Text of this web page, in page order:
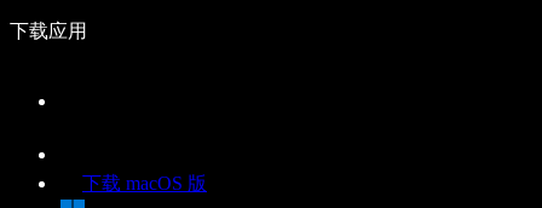
下载应用
下载 macOS 版